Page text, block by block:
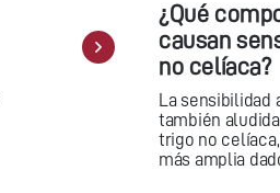
¿Qué
causan
no celíaca?
La sensibilidad
también
trigo no
más amplia